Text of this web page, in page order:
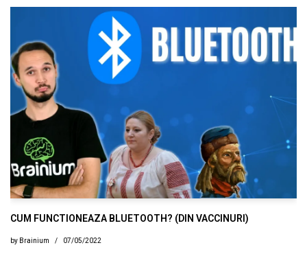
CUM FUNCTIONEAZA BLUETOOTH? (DIN VACCINURI)
by Brainium 07/05/2022